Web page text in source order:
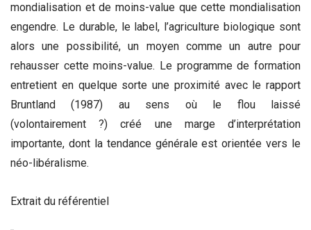
mondialisation et de moins-value que cette mondialisation
engendre. Le durable, le label, l’agriculture biologique sont
alors une possibilité, un moyen comme un autre pour
rehausser cette moins-value. Le programme de formation
entretient en quelque sorte une proximité avec le rapport
Bruntland (1987) au sens où le flou laissé
(volontairement ?) créé une marge d’interprétation
importante, dont la tendance générale est orientée vers le
néo-libéralisme.
Extrait du référentiel